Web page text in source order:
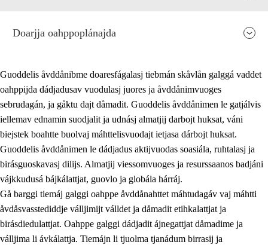
2. Prinsihpa oahppama, åvddånahttema ja ávddama hárráj
2.1 Sosiála oahppam ja åvddånibme
2.2 Máhtudahka fágáj hárráj
Doarjja oahppoplánajda
Guoddelis åvddånibme doaresfágalasj tiebmán skåvlån galggá vaddet
oahppijda dádjadusav vuodulasj juores ja åvddånimvuoges
sebrudagán, ja gåktu dajt dåmadit. Guoddelis åvddånimen le gatjálvis
iellemav ednamin suodjalit ja udnásj almatjij darbojt huksat, váni
biejstek boahtte buolvaj máhttelisvuodajt ietjasa dárbojt huksat.
Guoddelis åvddånimen le dádjadus aktijvuodas soasiála, ruhtalasj ja
birásguoskavasj dilijs. Almatjij viessomvuoges ja resurssaanos badjáni
vájkkudusá bájkálattjat, guovlo ja globála hárráj.
Gå barggi tiemáj galggi oahppe åvddånahttet máhtudagáv vaj máhtti
åvdåsvasstediddje válljimijt válldet ja dåmadit etihkalattjat ja
birásdiedulattjat. Oahppe galggi dádjadit ájnegattjat dåmadime ja
válljima li ávkálattja. Tiemájn li tjuolma tjanádum birrasij ja